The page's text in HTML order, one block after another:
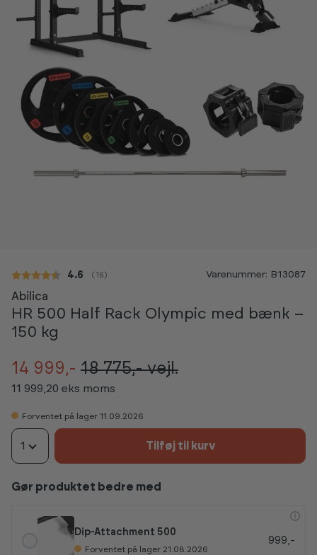
Gennemsnitlig vurdering:
4.6 ( stemmer:
16 ) Varenummer: B13087
Abilica
HR 500 Half Rack Olympic med bænk –
150 kg
14 999,- 18 775,-vejl.
11 999,20 eks moms
Forventet på lager 11.09.2026
1 Tilføj til kurv
Gør produktet bedre med
Dip-Attachment 500
Forventet på lager 21.08.2026
999,-